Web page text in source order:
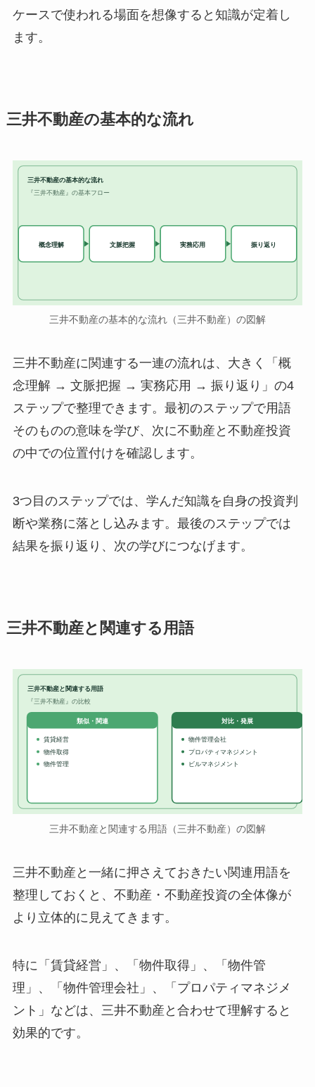
ケースで使われる場面を想像すると知識が定着し
ます。
三井不動産の基本的な流れ
三井不動産の基本的な流れ
『三井不動産』の基本フロー
概念理解 文脈把握 実務応用 振り返り
三井不動産の基本的な流れ（三井不動産）の図解
三井不動産に関連する一連の流れは、大きく「概
念理解 → 文脈把握 → 実務応用 → 振り返り」の4
ステップで整理できます。最初のステップで用語
そのものの意味を学び、次に不動産と不動産投資
の中での位置付けを確認します。
3つ目のステップでは、学んだ知識を自身の投資判
断や業務に落とし込みます。最後のステップでは
結果を振り返り、次の学びにつなげます。
三井不動産と関連する用語
三井不動産と関連する用語
『三井不動産』の比較
類似・関連
賃貸経営
物件取得
物件管理
対比・発展
物件管理会社
プロパティマネジメント
ビルマネジメント
三井不動産と関連する用語（三井不動産）の図解
三井不動産と一緒に押さえておきたい関連用語を
整理しておくと、不動産・不動産投資の全体像が
より立体的に見えてきます。
特に「賃貸経営」、「物件取得」、「物件管
理」、「物件管理会社」、「プロパティマネジメ
ント」などは、三井不動産と合わせて理解すると
効果的です。